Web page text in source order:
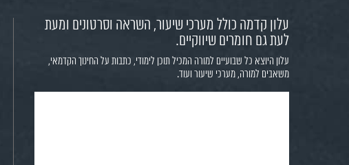
עלון קדמה כולל מערכי שיעור, השראה וסרטונים ומעת
לעת גם חומרים שיווקיים.
עלון היוצא כל שבועיים למורה המכיל תוכן לימודי, כתבות על החינוך הקדמאי,
משאבים למורה, מערכי שיעור ועוד.